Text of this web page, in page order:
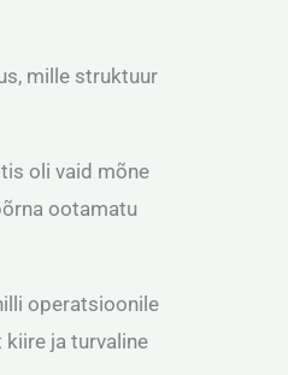
mille struktuur
oli vaid mõne
ootamatu
operatsioonile
ja turvaline